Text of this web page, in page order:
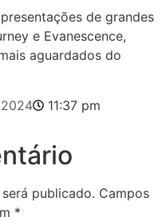
de grandes
e Evanescence,
aguardados do
11:37 pm
publicado. Campos
*